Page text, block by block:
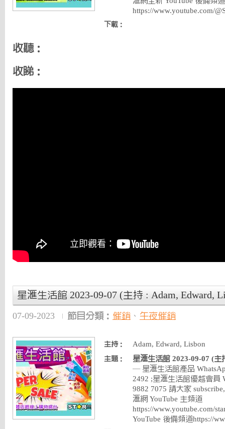
https://www.youtube.com/
下載：
收聽：
收睇：
星滙生活館 2023-09-07 (主持 : Adam, Edward,
07-09-2023 節目分類： 催銷 、 午夜催銷
主持： Adam, Edward, Lisbon
主題：
星滙生活館 2023-09-07 (
— 星滙生活館產品
2492 ;星滙生活館優越會員
9882 7075 請大家
滙網 YouTube 主頻道
https://www.youtube.com/
YouTube 後備頻道https://